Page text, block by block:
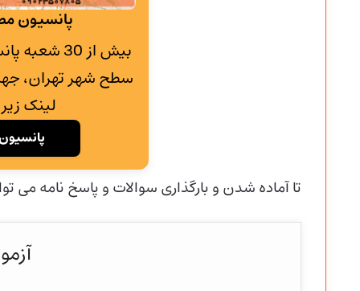
پانسیون
بیش از 30
سطح شهر تهران،
لینک
تا آماده شدن و بارگذاری سوالات و پاسخ نامه می